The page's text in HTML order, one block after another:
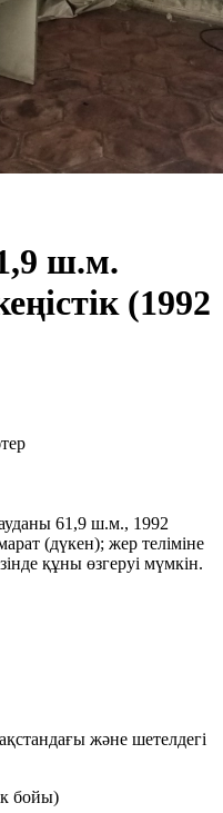
ш.м.
(1992
61,9 ш.м., 1992
(дүкен); жер теліміне
құны өзгеруі мүмкін.
және шетелдегі
бойы)